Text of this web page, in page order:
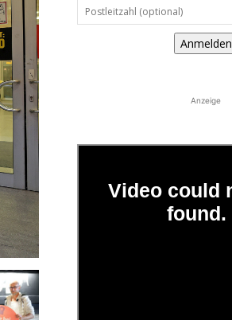
Anmelden
Anzeige